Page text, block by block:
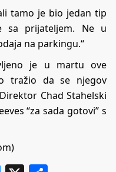
tamo je bio jedan tip
sa prijateljem. Ne u
na parkingu.“
je u martu ove
tražio da se njegov
Chad Stahelski
“za sada gotovi” s